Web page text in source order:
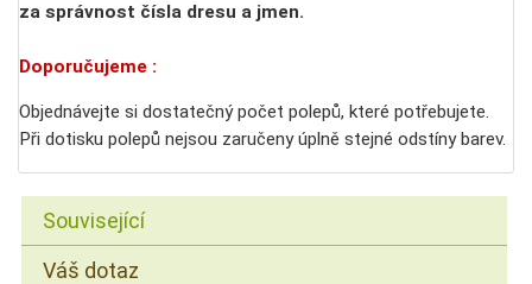
za správnost čísla dresu a jmen.
Doporučujeme :
Objednávejte si dostatečný počet polepů, které potřebujete.
Při dotisku polepů nejsou zaručeny úplně stejné odstíny barev.
Související
Váš dotaz